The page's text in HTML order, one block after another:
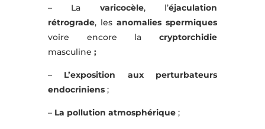
– La varicocèle, l’éjaculation
rétrograde, lesanomalies spermiques
voire encore lacryptorchidie
masculine ;
– L’exposition aux perturbateurs
endocriniens;
– La pollution atmosphérique;